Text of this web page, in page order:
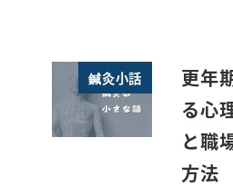
鍼灸小話
更年
る心
と職
方法